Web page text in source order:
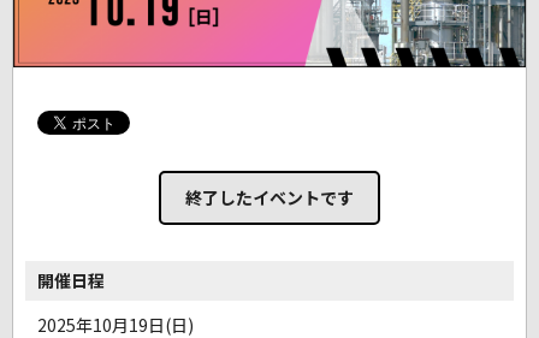
終了したイベントです
開催日程
2025年10月19日(日)